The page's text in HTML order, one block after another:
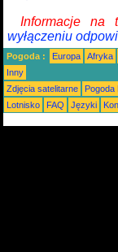
Informacje na
wyłączeniu
Pogoda : Europa Afryka
Inny
Zdjęcia satelitarne
Pogoda
Lotnisko
FAQ Języki